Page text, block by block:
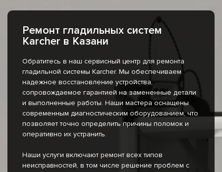
Ремонт гладильных систем
Karcher в Казани
Обратитесь в наш сервисный центр для ремонта
гладильной системы Karcher. Мы обеспечиваем
надежное восстановление устройства,
сопровождаемое гарантией на замененные детали
и выполненные работы. Наши мастера оснащены
современным диагностическим оборудованием, что
позволяет точно определить причины поломок и
оперативно их устранить.
Наши услуги включают ремонт всех типов
неисправностей, в том числе решение проблем с